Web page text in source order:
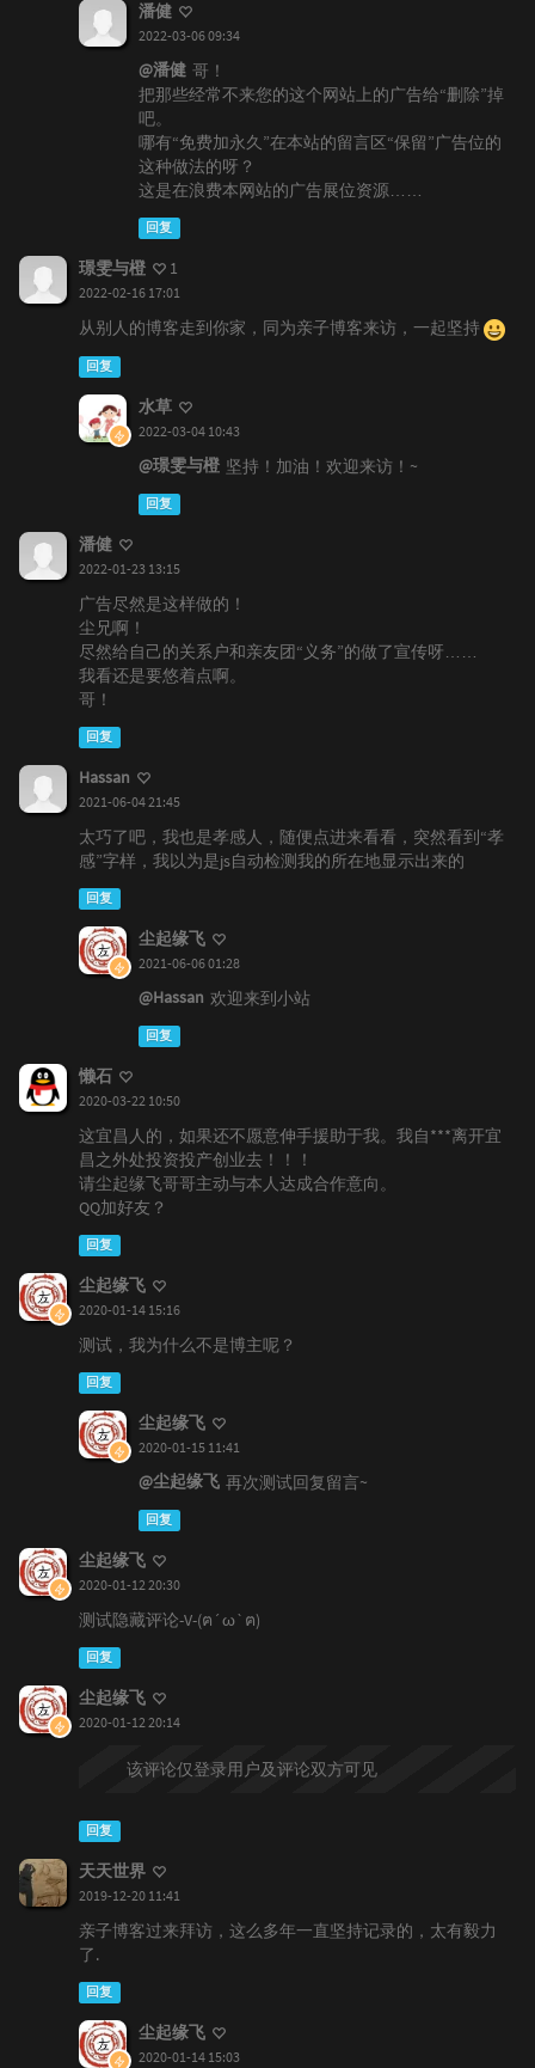
潘健
2022-03-06 09:34
@潘健 哥！
把那些经常不来您的这个网站上的广告给“删除”掉
吧。
哪有“免费加永久”在本站的留言区“保留”广告位的
这种做法的呀？
这是在浪费本网站的广告展位资源……
回复
璟雯与橙 1
2022-02-16 17:01
从别人的博客走到你家，同为亲子博客来访，一起坚持
回复
水草
2022-03-04 10:43
@璟雯与橙 坚持！加油！欢迎来访！~
回复
潘健
2022-01-23 13:15
广告尽然是这样做的！
尘兄啊！
尽然给自己的关系户和亲友团“义务”的做了宣传呀……
我看还是要悠着点啊。
哥！
回复
Hassan
2021-06-04 21:45
太巧了吧，我也是孝感人，随便点进来看看，突然看到“孝
感”字样，我以为是js自动检测我的所在地显示出来的
回复
尘起缘飞
2021-06-06 01:28
@Hassan 欢迎来到小站
回复
懒石
2020-03-22 10:50
这宜昌人的，如果还不愿意伸手援助于我。我自***离开宜
昌之外处投资投产创业去！！！
请尘起缘飞哥哥主动与本人达成合作意向。
QQ加好友？
回复
尘起缘飞
2020-01-14 15:16
测试，我为什么不是博主呢？
回复
尘起缘飞
2020-01-15 11:41
@尘起缘飞 再次测试回复留言~
回复
尘起缘飞
2020-01-12 20:30
测试隐藏评论-V-(ฅ´ω`ฅ)
回复
尘起缘飞
2020-01-12 20:14
该评论仅登录用户及评论双方可见
回复
天天世界
2019-12-20 11:41
亲子博客过来拜访，这么多年一直坚持记录的，太有毅力
了.
回复
尘起缘飞
2020-01-14 15:03